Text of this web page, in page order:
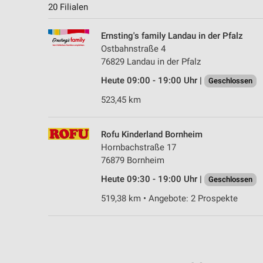
20 Filialen
Ernsting's family Landau in der Pfalz
Ostbahnstraße 4
76829 Landau in der Pfalz
Heute 09:00 - 19:00 Uhr |
Geschlossen
523,45 km
Rofu Kinderland Bornheim
Hornbachstraße 17
76879 Bornheim
Heute 09:30 - 19:00 Uhr |
Geschlossen
519,38 km • Angebote: 2 Prospekte